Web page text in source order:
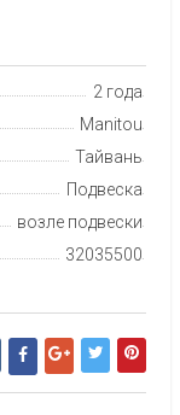
2 года
Manitou
Тайвань
Подвеска
возле подвески
32035500